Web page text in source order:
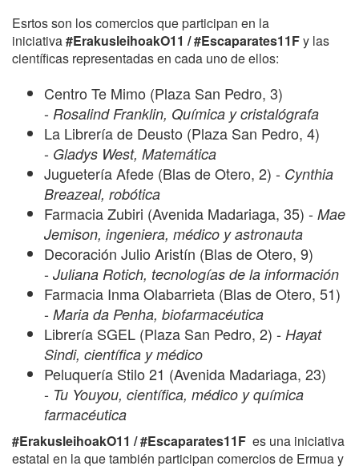
Esrtos son los comercios que participan en la
iniciativa#ErakusleihoakO11 / #Escaparates11Fy las
científicas representadas en cada uno de ellos:
Centro Te Mimo (Plaza San Pedro, 3)
- Rosalind Franklin, Química y cristalógrafa
La Librería de Deusto (Plaza San Pedro, 4)
- Gladys West, Matemática
Juguetería Afede (Blas de Otero, 2) - Cynthia
Breazeal, robótica
Farmacia Zubiri (Avenida Madariaga, 35) - Mae
Jemison, ingeniera, médico y astronauta
Decoración Julio Aristín (Blas de Otero, 9)
- Juliana Rotich, tecnologías de la información
Farmacia Inma Olabarrieta (Blas de Otero, 51)
- Maria da Penha, biofarmacéutica
Librería SGEL (Plaza San Pedro, 2) - Hayat
Sindi, científica y médico
Peluquería Stilo 21 (Avenida Madariaga, 23)
- Tu Youyou, científica, médico y química
farmacéutica
#ErakusleihoakO11 / #Escaparates11F es una iniciativa
estatal en la que también participan comercios de Ermua y